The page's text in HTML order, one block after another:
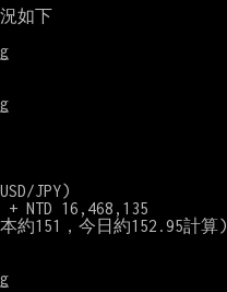
如下
JPY)
NTD 16,468,135
約151，今日約152.95計算)